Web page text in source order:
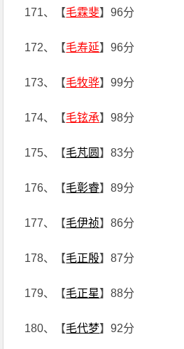
171、【毛霖斐】96分
172、【毛寿延】96分
173、【毛牧骅】99分
174、【毛铉承】98分
175、【毛芃圆 】83分
176、【毛彰睿】89分
177、【毛伊祯】86分
178、【毛正殷】87分
179、【毛正星】88分
180、【毛代梦】92分